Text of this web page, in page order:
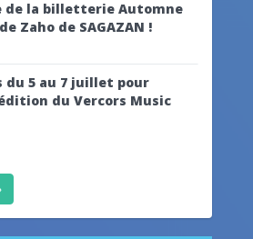
de la billetterie Automne
Zaho de SAGAZAN !
du 5 au 7 juillet pour
du Vercors Music